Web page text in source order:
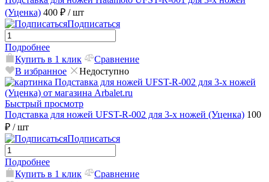
(Уценка) 400 ₽ / шт
Подписаться
Подробнее
Купить в 1 клик
Сравнение
В избранное
Недоступно
Быстрый просмотр
Подставка для ножей UFST-R-002 для 3-х ножей (Уценка) 100
₽ / шт
Подписаться
Подробнее
Купить в 1 клик
Сравнение